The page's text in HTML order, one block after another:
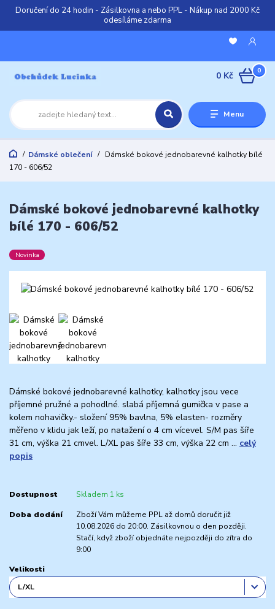
Doručení do 24 hodin - Zásilkovna a nebo PPL - Nákup nad 2000 Kč
odesíláme zdarma
Menu
0
0 Kč
Dámské oblečení
Dámské bokové jednobarevné kalhotky bílé
170 - 606/52
Dámské bokové jednobarevné kalhotky
bílé 170 - 606/52
Novinka
Dámské bokové jednobarevné kalhotky, kalhotky jsou vece
příjemné pružné a pohodlné. slabá příjemná gumička v pase a
kolem nohavičky.- složení 95% bavlna, 5% elasten- rozměry
měřeno v klidu jak leží, po natažení o 4 cm vícevel. S/M pas šíře
31 cm, výška 21 cmvel. L/XL pas šíře 33 cm, výška 22 cm ... celý
popis
Dostupnost Skladem 1 ks
Doba dodání
Zboží Vám můžeme PPL až domů doručit již
10.08.2026 do 20:00. Zásilkovnou o den později.
Stačí, když zboží objednáte nejpozději do zítra do
9:00
Velikosti